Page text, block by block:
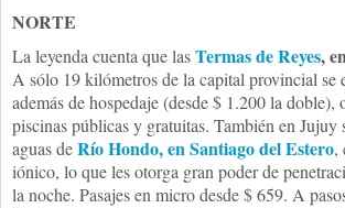
NORTE
La leyenda cuenta que lasTermas de Reyes,
A sólo 19 kilómetros de la capital provincial se
además de hospedaje (desde $ 1.200 la
piscinas públicas y gratuitas. También en
aguas deRío Hondo, en Santiago del Estero,
iónico, lo que les otorga gran poder de
la noche. Pasajes en micro desde $ 659. A